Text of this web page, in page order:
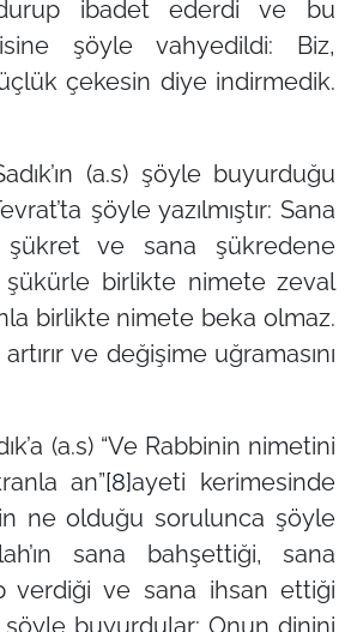
ibadet ederdi ve bu
şöyle vahyedildi: Biz,
çekesin diye indirmedik.
(a.s) şöyle buyurduğu
şöyle yazılmıştır: Sana
ve sana şükredene
birlikte nimete zeval
birlikte nimete beka olmaz.
ve değişime uğramasını
(a.s) “Ve Rabbinin nimetini
an”[8]ayeti kerimesinde
ne olduğu sorulunca şöyle
sana bahşettiği, sana
verdiği ve sana ihsan ettiği
buyurdular: Onun dinini